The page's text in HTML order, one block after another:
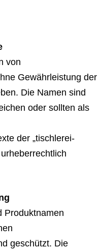
von
Gewährleistung der
Die Namen sind
oder sollten als
der „tischlerei-
Produktnamen
geschützt. Die